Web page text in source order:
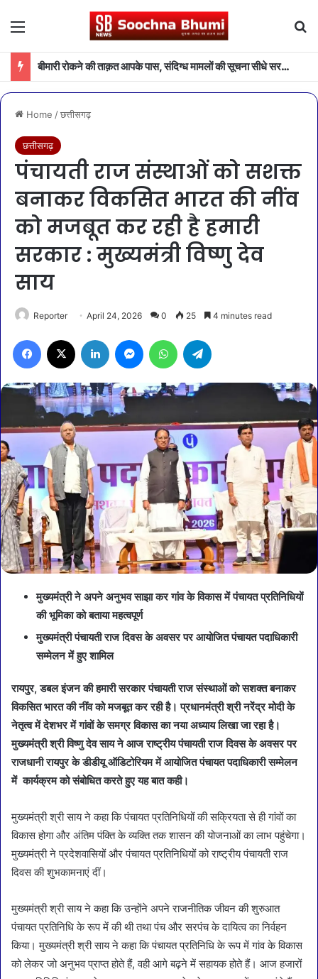
Menu
बीमारी रोकने की ताक़त आपके पास, संदिग्ध मामलों की सूचना सीधे सरकार तक पहुंचाएं
Home /छत्तीसगढ़
छत्तीसगढ़
पंचायती राज संस्थाओं को सशक्त
बनाकर विकसित भारत की नींव
को मजबूत कर रही है हमारी
सरकार : मुख्यमंत्री विष्णु देव
साय
Reporter April 24, 2026 0 25 4 minutes read
Facebook LinkedIn MessengerWhatsApp
मुख्यमंत्री ने अपने अनुभव साझा कर गांव के विकास में पंचायत प्रतिनिधियों
की भूमिका को बताया महत्वपूर्ण
मुख्यमंत्री पंचायती राज दिवस के अवसर पर आयोजित पंचायत पदाधिकारी
सम्मेलन में हुए शामिल
रायपुर, डबल इंजन की हमारी सरकार पंचायती राज संस्थाओं को सशक्त बनाकर
विकसित भारत की नींव को मजबूत कर रही है। प्रधानमंत्री श्री नरेंद्र मोदी के
नेतृत्व में देशभर में गांवों के समग्र विकास का नया अध्याय लिखा जा रहा है।
मुख्यमंत्री श्री विष्णु देव साय ने आज राष्ट्रीय पंचायती राज दिवस के अवसर पर
राजधानी रायपुर के डीडीयू ऑडिटोरियम में आयोजित पंचायत पदाधिकारी सम्मेलन
में कार्यक्रम को संबोधित करते हुए यह बात कही।
मुख्यमंत्री श्री साय ने कहा कि पंचायत प्रतिनिधियों की सक्रियता से ही गांवों का
विकास होगा और अंतिम पंक्ति के व्यक्ति तक शासन की योजनाओं का लाभ पहुंचेगा।
मुख्यमंत्री ने प्रदेशवासियों और पंचायत प्रतिनिधियों को राष्ट्रीय पंचायती राज
दिवस की शुभकामनाएं दीं।
मुख्यमंत्री श्री साय ने कहा कि उन्होंने अपने राजनीतिक जीवन की शुरुआत
पंचायत प्रतिनिधि के रूप में की थी तथा पंच और सरपंच के दायित्व का निर्वहन
किया। मुख्यमंत्री श्री साय ने कहा कि पंचायत प्रतिनिधि के रूप में गांव के विकास
को लेकर जो अनुभव प्राप्त होते हैं, वही आगे बढ़ने में सहायक होते हैं। आज हजारों